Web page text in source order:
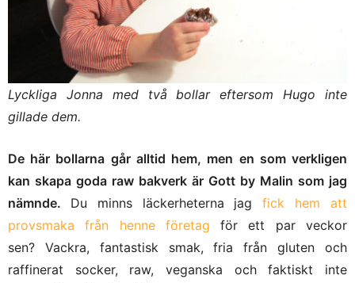
Lyckliga Jonna med två bollar eftersom Hugo inte
gillade dem.
De här bollarna går alltid hem, men en som verkligen
kan skapa goda raw bakverk är Gott by Malin som jag
nämnde. Du minns läckerheterna jagfick hem att
provsmaka från henne företag för ett par veckor
sen? Vackra, fantastisk smak, fria från gluten och
raffinerat socker, raw, veganska och faktiskt inte